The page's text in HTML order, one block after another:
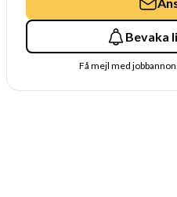
Bevaka
Få mejl med